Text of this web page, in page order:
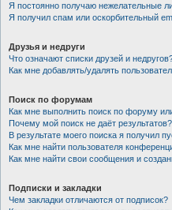
Я постоянно получаю нежелательные
Я получил спам или оскорбительный
Друзья и недруги
Что означают списки друзей и
Как мне добавлять/удалять
Поиск по форумам
Как мне выполнить поиск по форуму
Почему мой поиск не даёт результатов?
В результате моего поиска я получил
Как мне найти пользователя
Как мне найти свои сообщения и
Подписки и закладки
Чем закладки отличаются от подписок?